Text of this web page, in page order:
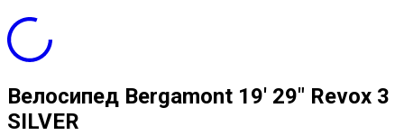
Велосипед Bergamont 19' 29" Revox 3
SILVER